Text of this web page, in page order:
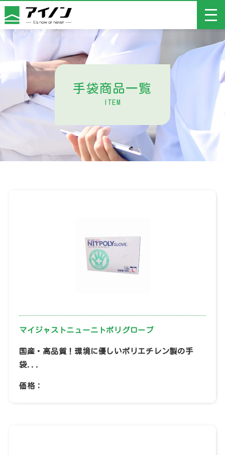
商品一覧
アイノンについて
LINEを起動する
手袋商品一覧
ITEM
マイジャストニューニトポリグローブ
国産・高品質！環境に優しいポリエチレン製の手
袋...
価格：